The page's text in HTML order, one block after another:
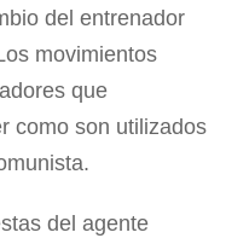
del entrenador
movimientos
que
como son utilizados
del agente